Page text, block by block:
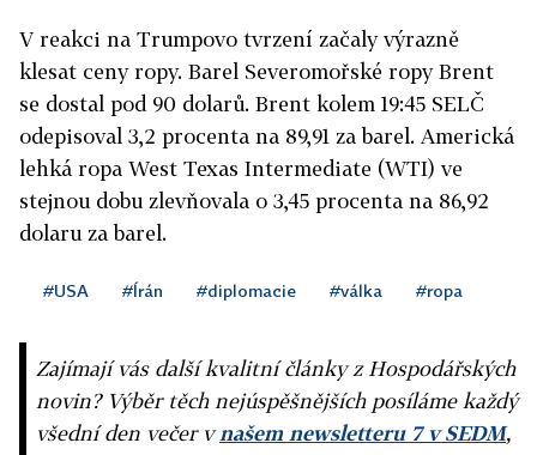
V reakci na Trumpovo tvrzení začaly výrazně
klesat ceny ropy. Barel Severomořské ropy Brent
se dostal pod 90 dolarů. Brent kolem 19:45 SELČ
odepisoval 3,2 procenta na 89,91 za barel. Americká
lehká ropa West Texas Intermediate (WTI) ve
stejnou dobu zlevňovala o 3,45 procenta na 86,92
dolaru za barel.
#USA #Írán #diplomacie #válka #ropa
Zajímají vás další kvalitní články z Hospodářských
novin? Výběr těch nejúspěšnějších posíláme každý
všední den večer vnašem newsletteru 7 v SEDM,